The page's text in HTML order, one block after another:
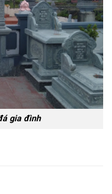
gia đình